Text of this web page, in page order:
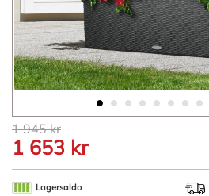
Hoppa
till
början
av
bildgalleriet
1 945 kr
1 653 kr
Lagersaldo